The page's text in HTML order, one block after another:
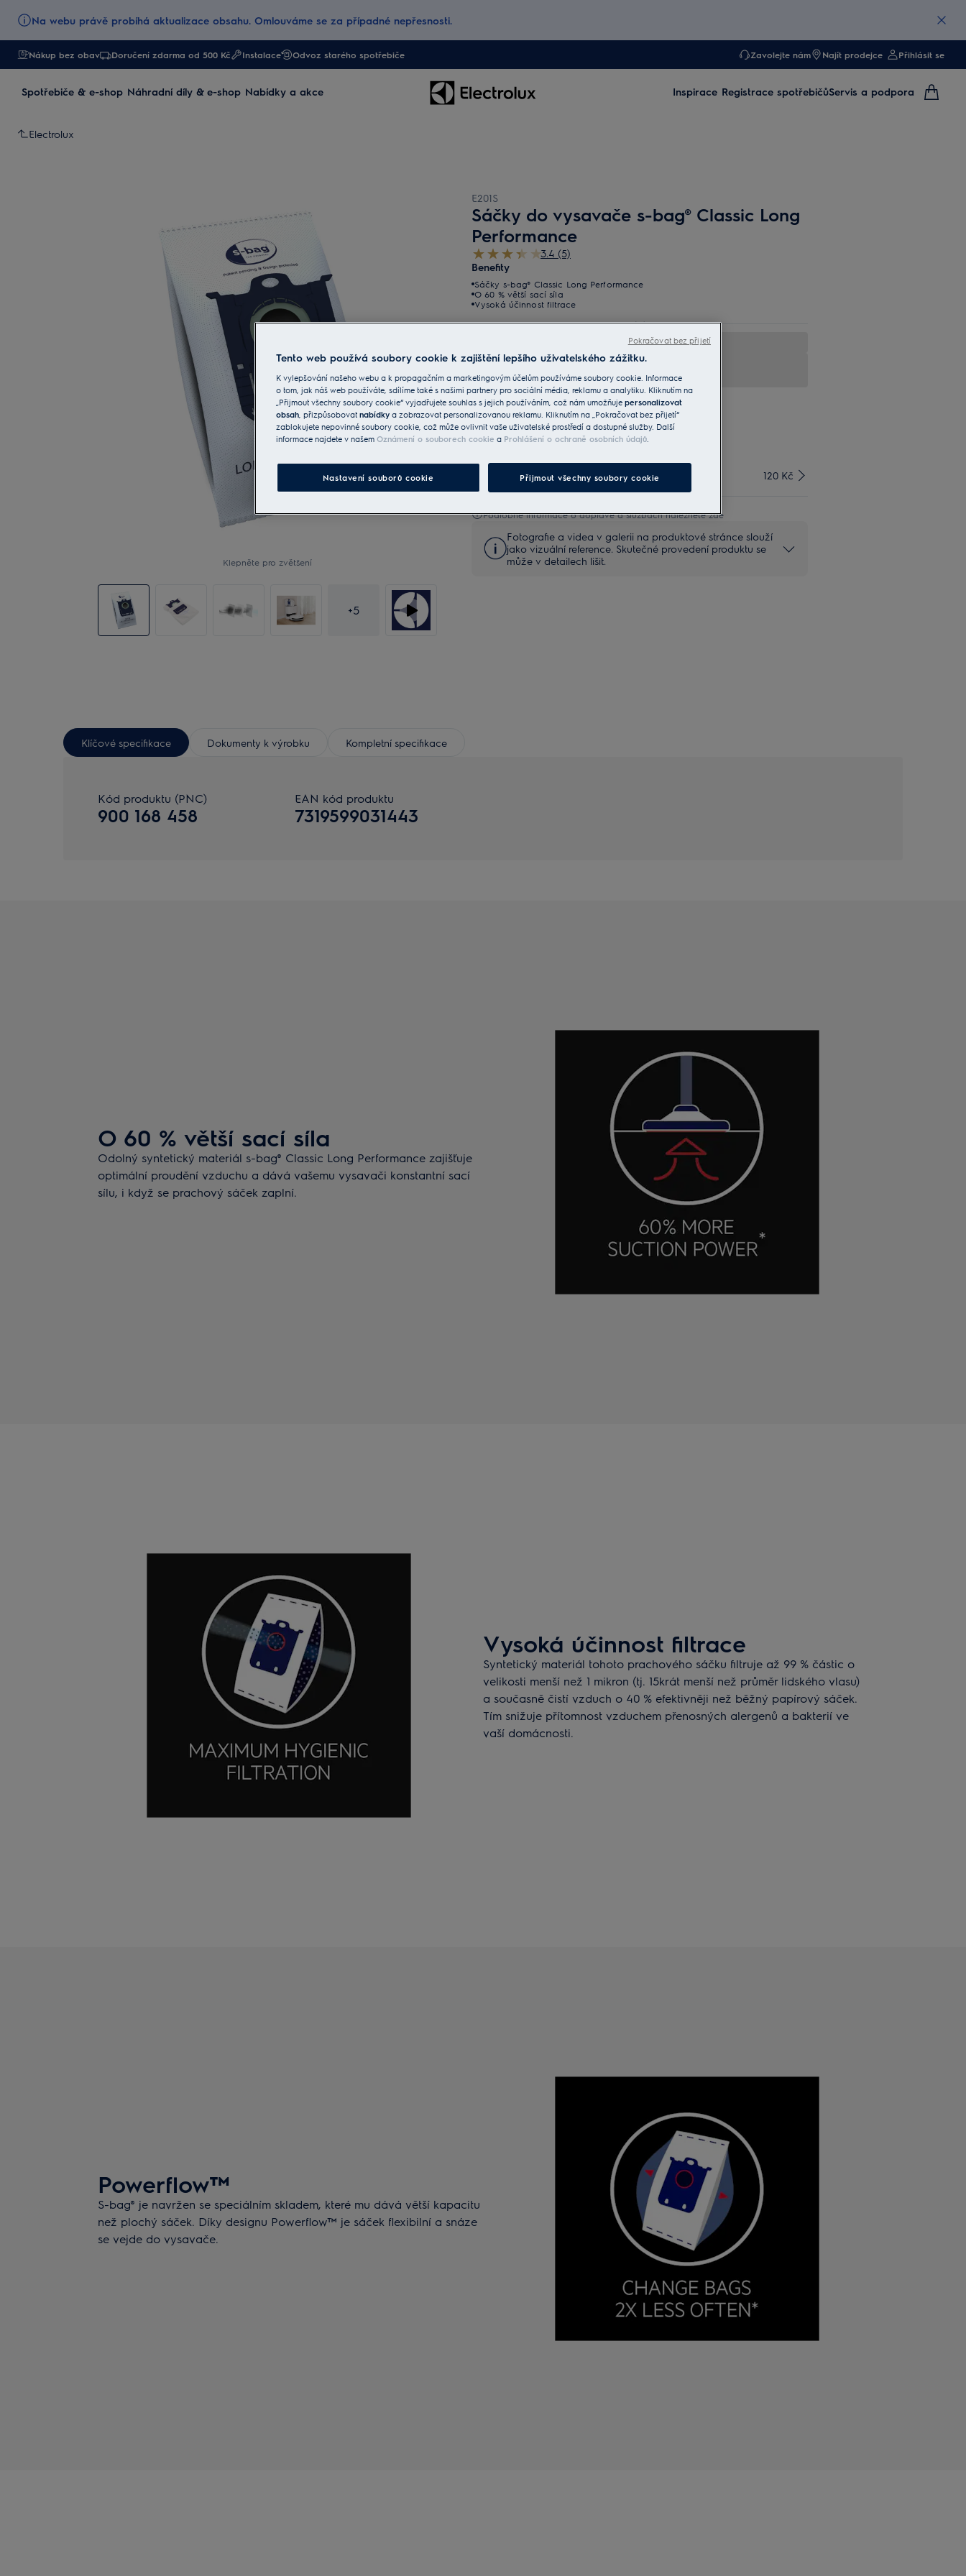
Na webu právě probíhá aktualizace obsahu. Omlouváme se za případné nepřesnosti.
Nákup bez obav Doručení zdarma od 500 Kč Instalace Odvoz starého spotřebiče Zavolejte nám Najít prodejce Přihlásit se
Spotřebiče & e-shop Náhradní díly & e-shop Nabídky a akce Inspirace Registrace spotřebičůServis a podpora
Electrolux
Klepněte pro zvětšení
+5
E201S
Sáčky do vysavače s-bag® Classic Long
Performance
3.4 (5)
Benefity
Sáčky s-bag® Classic Long Performance
O 60 % větší sací síla
Vysoká účinnost filtrace
Služby
Doručení Standard Balíček 120 Kč
Podrobné informace o dopravě a službách naleznete zde
Fotografie a videa v galerii na produktové stránce slouží
jako vizuální reference. Skutečné provedení produktu se
může v detailech lišit.
Klíčové specifikace Dokumenty k výrobku Kompletní specifikace
Kód produktu (PNC)
900 168 458
EAN kód produktu
7319599031443
O 60 % větší sací síla
Odolný syntetický materiál s-bag® Classic Long Performance zajišťuje
optimální proudění vzduchu a dává vašemu vysavači konstantní sací
sílu, i když se prachový sáček zaplní.
Vysoká účinnost filtrace
Syntetický materiál tohoto prachového sáčku filtruje až 99 % částic o
velikosti menší než 1 mikron (tj. 15krát menší než průměr lidského vlasu)
a současně čistí vzduch o 40 % efektivněji než běžný papírový sáček.
Tím snižuje přítomnost vzduchem přenosných alergenů a bakterií ve
vaší domácnosti.
Powerflow™
S-bag® je navržen se speciálním skladem, které mu dává větší kapacitu
než plochý sáček. Díky designu Powerflow™ je sáček flexibilní a snáze
se vejde do vysavače.
Tento web používá soubory cookie k zajištění lepšího uživatelského zážitku.
K vylepšování našeho webu a k propagačním a marketingovým účelům používáme soubory cookie. Informace
o tom, jak náš web používáte, sdílíme také s našimi partnery pro sociální média, reklamu a analytiku. Kliknutím na
„Přijmout všechny soubory cookie“ vyjadřujete souhlas s jejich používáním, což nám umožňuje personalizovat
obsah, přizpůsobovat nabídky a zobrazovat personalizovanou reklamu. Kliknutím na „Pokračovat bez přijetí“
zablokujete nepovinné soubory cookie, což může ovlivnit vaše uživatelské prostředí a dostupné služby. Další
informace najdete v našem Oznámení o souborech cookie a Prohlášení o ochraně osobních údajů.
Nastavení souborů cookie Přijmout všechny soubory cookie
Pokračovat bez přijetí